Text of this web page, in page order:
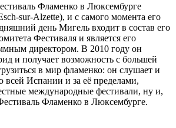
Фламенко в Люксембурге
sur-Alzette), и с самого момента его
день Мигель входит в состав его
Фестиваля и является его
директором. В 2010 году он
и получает возможность с большей
в мир фламенко: он слушает и
всей Испании и за её пределами,
международные фестивали, ну и,
Фламенко в Люксембурге.